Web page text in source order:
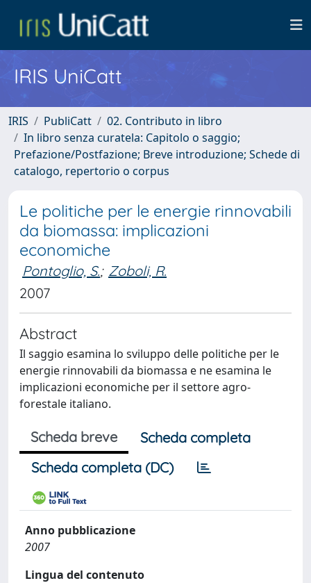
IRIS UniCatt
IRIS PubliCatt
02. Contributo in libro
In libro senza curatela: Capitolo o saggio;
Prefazione/Postfazione; Breve introduzione; Schede di
catalogo, repertorio o corpus
Le politiche per le energie rinnovabili
da biomassa: implicazioni
economiche
Pontoglio, S.; Zoboli, R.
2007
Abstract
Il saggio esamina lo sviluppo delle politiche per le
energie rinnovabili da biomassa e ne esamina le
implicazioni economiche per il settore agro-
forestale italiano.
Scheda breve
Scheda completa
Scheda completa (DC)
Anno pubblicazione
2007
Lingua del contenuto